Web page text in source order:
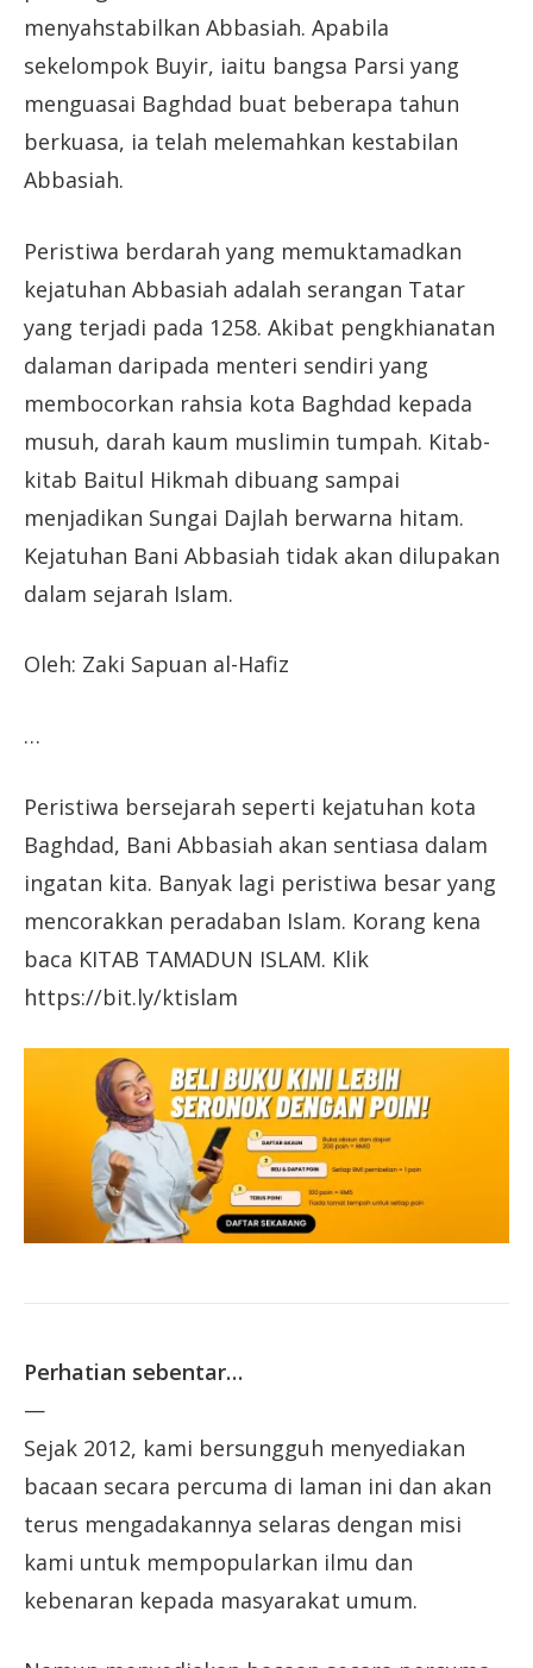
menyahstabilkan Abbasiah. Apabila
sekelompok Buyir, iaitu bangsa Parsi yang
menguasai Baghdad buat beberapa tahun
berkuasa, ia telah melemahkan kestabilan
Abbasiah.
Peristiwa berdarah yang memuktamadkan
kejatuhan Abbasiah adalah serangan Tatar
yang terjadi pada 1258. Akibat pengkhianatan
dalaman daripada menteri sendiri yang
membocorkan rahsia kota Baghdad kepada
musuh, darah kaum muslimin tumpah. Kitab-
kitab Baitul Hikmah dibuang sampai
menjadikan Sungai Dajlah berwarna hitam.
Kejatuhan Bani Abbasiah tidak akan dilupakan
dalam sejarah Islam.
Oleh: Zaki Sapuan al-Hafiz
…
Peristiwa bersejarah seperti kejatuhan kota
Baghdad, Bani Abbasiah akan sentiasa dalam
ingatan kita. Banyak lagi peristiwa besar yang
mencorakkan peradaban Islam. Korang kena
baca KITAB TAMADUN ISLAM. Klik
https://bit.ly/ktislam
Perhatian sebentar…
—
Sejak 2012, kami bersungguh menyediakan
bacaan secara percuma di laman ini dan akan
terus mengadakannya selaras dengan misi
kami untuk mempopularkan ilmu dan
kebenaran kepada masyarakat umum.